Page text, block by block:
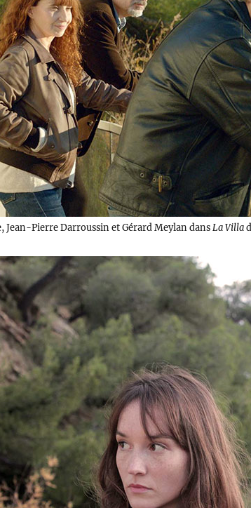
Jean-Pierre Darroussin et Gérard Meylan dans La Villa